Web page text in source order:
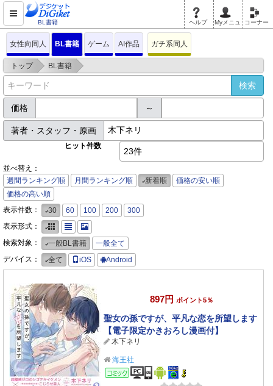
BL書籍 ヘルプ Myメニュ コーナー
女性向同人 BL書籍 ゲーム AI作品 ガチ系同人
トップ > BL書籍 >
価格 ～
著者・スタッフ・原画
ヒット件数
23件
並べ替え：
週間ランキング順
月間ランキング順 新着順
価格の安い順
価格の高い順
表示件数：
30 60 100 200
300
表示形式：
検索対象：
一般BL書籍
一般全て
デバイス：
全て iOS Android
897円 ポイント5％
聖女の孫ですが、平凡な恋を所望します
【電子限定かきおろし漫画付】
木下ネリ
海王社
コミック